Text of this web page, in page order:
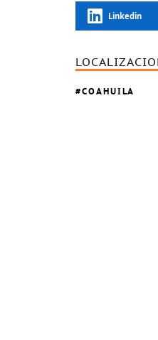
Linkedin
COAHUILA